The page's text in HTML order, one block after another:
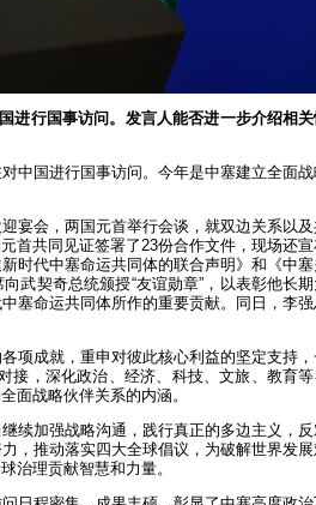
进行国事访问。发言人能否进一步介绍相
中国进行国事访问。今年是中塞建立全面
宴会，两国元首举行会谈，就双边关系以
首共同见证签署了23份合作文件，现场还
时代中塞命运共同体的联合声明》和《中
武契奇总统颁授“友谊勋章”，以表彰他长期
塞命运共同体所作的重要贡献。同日，李强
项成就，重申对彼此核心利益的坚定支持
接，深化政治、经济、科技、文旅、教育
面战略伙伴关系的内涵。
续加强战略沟通，践行真正的多边主义，
，推动落实四大全球倡议，为破解世界发
治理贡献智慧和力量。